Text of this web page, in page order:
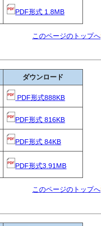
PDF形式 1.8MB
このページのトップへ
ダウンロード
PDF形式888KB
PDF形式 816KB
PDF形式 84KB
PDF形式3.91MB
このページのトップへ